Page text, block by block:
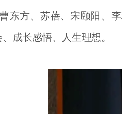
东方、苏蓓、宋颐阳、
成长感悟、人生理想。